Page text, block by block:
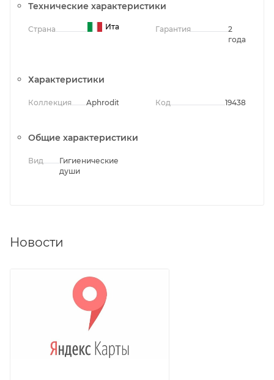
Технические характеристики
Страна Италия Гарантия
2
года
Характеристики
Коллекция Aphrodite Код 19438
Общие характеристики
Вид
Гигиенические
души
Новости